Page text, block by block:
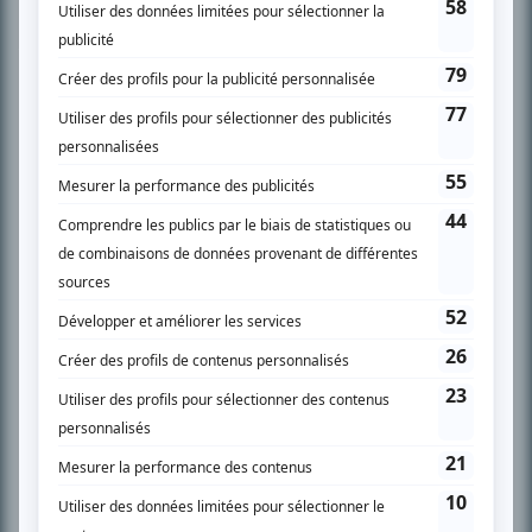
Chroniqueur télé du journal Le Soleil depuis 2001, Richard Therrien carbure à
télévision» a d’abord oeuvré au magazine TV Hebdo de 1996 à 2001. Sa
spécialité: la télé québécoise. On peut l’entendre régulièrement commenter
En savoir plus »
SUR LE RÉSEAU BIZZ MÉDIA
PLAN DU SITE
Accueil
Liste des oeuvres
Liste des comédiens
Recherche avancée